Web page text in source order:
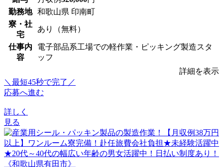
勤務地 和歌山県 印南町
寮・社
宅
あり（無料）
仕事内
容
電子部品系工場での軽作業・ピッキング製造スタ
ッフ
詳細を表示
＼最短45秒で完了／
応募へ進む
詳しく
見る